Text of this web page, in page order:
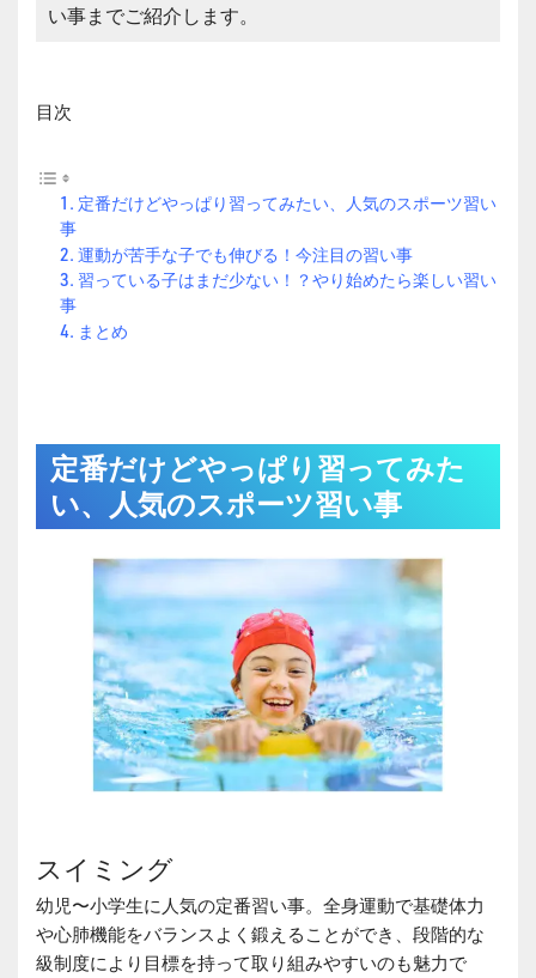
い事までご紹介します。
目次
定番だけどやっぱり習ってみたい、人気のスポーツ習い
事
運動が苦手な子でも伸びる！今注目の習い事
習っている子はまだ少ない！？やり始めたら楽しい習い
事
まとめ
定番だけどやっぱり習ってみた
い、人気のスポーツ習い事
スイミング
幼児〜小学生に人気の定番習い事。全身運動で基礎体力
や心肺機能をバランスよく鍛えることができ、段階的な
級制度により目標を持って取り組みやすいのも魅力で